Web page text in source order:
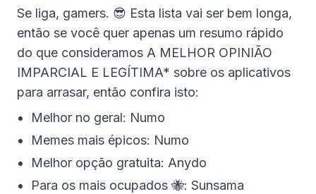
Se liga, gamers. 😎 Esta lista vai ser bem longa,
então se você quer apenas um resumo rápido
do que consideramos A MELHOR OPINIÃO
IMPARCIAL E LEGÍTIMA* sobre os aplicativos
para arrasar, então confira isto:
Melhor no geral: Numo
Memes mais épicos: Numo‍
Melhor opção gratuita: Anydo‍
Para os mais ocupados 🐝: Sunsama‍